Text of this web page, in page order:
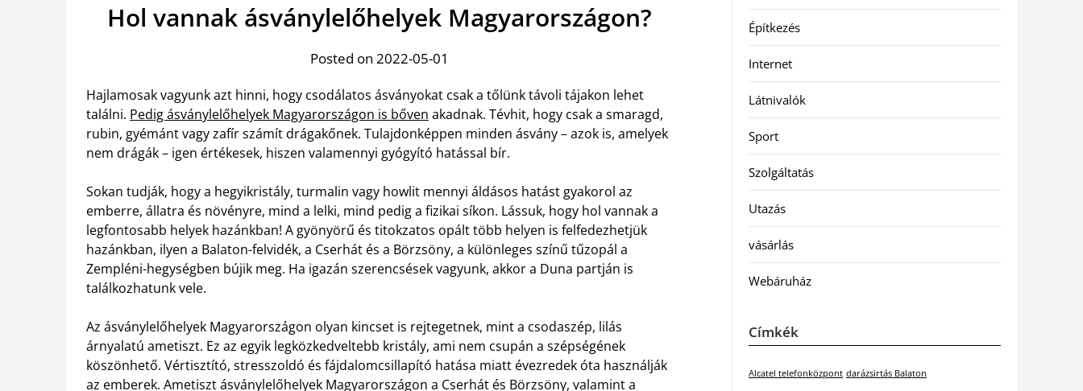
Hol vannak ásványlelőhelyek Magyarországon?
Posted on 2022-05-01
Hajlamosak vagyunk azt hinni, hogy csodálatos ásványokat csak a tőlünk távoli tájakon lehet
találni. Pedig ásványlelőhelyek Magyarországon is bőven akadnak. Tévhit, hogy csak a smaragd,
rubin, gyémánt vagy zafír számít drágakőnek. Tulajdonképpen minden ásvány – azok is, amelyek
nem drágák – igen értékesek, hiszen valamennyi gyógyító hatással bír.
Sokan tudják, hogy a hegyikristály, turmalin vagy howlit mennyi áldásos hatást gyakorol az
emberre, állatra és növényre, mind a lelki, mind pedig a fizikai síkon. Lássuk, hogy hol vannak a
legfontosabb helyek hazánkban! A gyönyörű és titokzatos opált több helyen is felfedezhetjük
hazánkban, ilyen a Balaton-felvidék, a Cserhát és a Börzsöny, a különleges színű tűzopál a
Zempléni-hegységben bújik meg. Ha igazán szerencsések vagyunk, akkor a Duna partján is
találkozhatunk vele.
Az ásványlelőhelyek Magyarországon olyan kincset is rejtegetnek, mint a csodaszép, lilás
árnyalatú ametiszt. Ez az egyik legközkedveltebb kristály, ami nem csupán a szépségének
köszönhető. Vértisztító, stresszoldó és fájdalomcsillapító hatása miatt évezredek óta használják
az emberek. Ametiszt ásványlelőhelyek Magyarországon a Cserhát és Börzsöny, valamint a
Építkezés
Internet
Látnivalók
Sport
Szolgáltatás
Utazás
vásárlás
Webáruház
Címkék
Alcatel telefonközpont darázsirtás Balaton